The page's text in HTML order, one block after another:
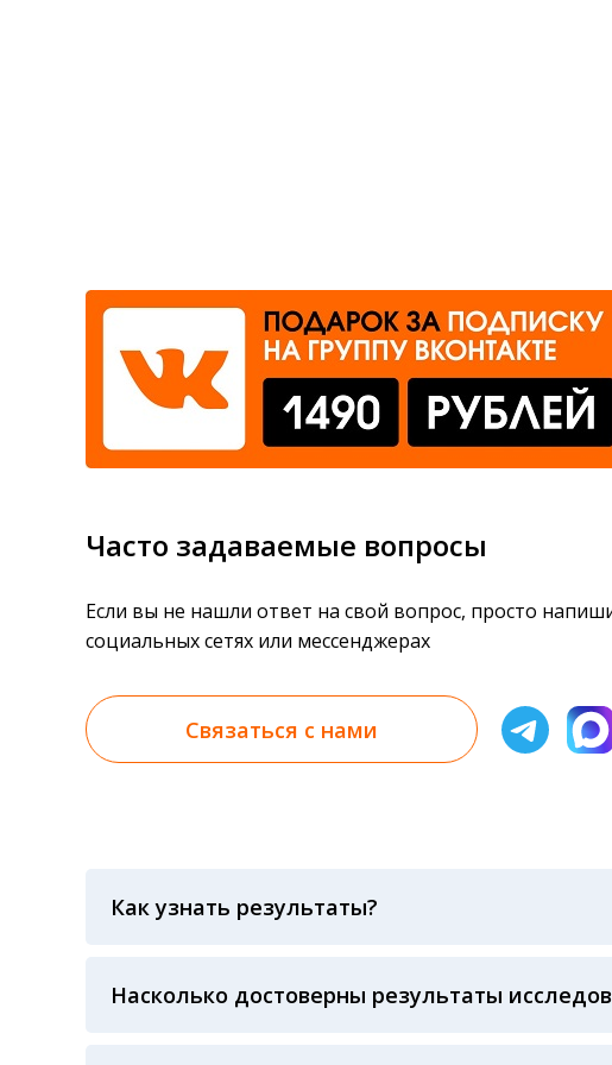
Часто задаваемые вопросы
Если вы не нашли ответ на свой вопрос, просто
социальных сетях или мессенджерах
Связаться с нами
Как узнать результаты?
анализов при предъявлении паспорта или чека об
Насколько достоверны результаты
Гарантия качества лабораторных тестов